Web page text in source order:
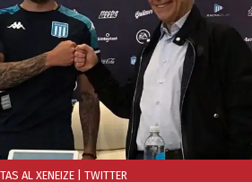
AL XENEIZE | TWITTER